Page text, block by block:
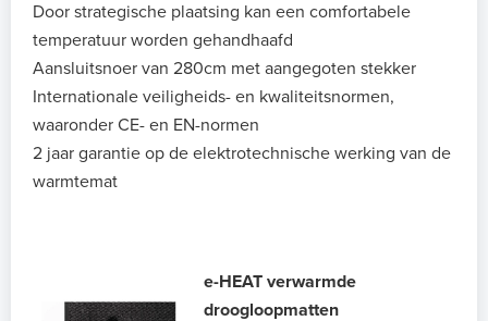
Door strategische plaatsing kan een comfortabele
temperatuur worden gehandhaafd
Aansluitsnoer van 280cm met aangegoten stekker
Internationale veiligheids- en kwaliteitsnormen,
waaronder CE- en EN-normen
2 jaar garantie op de elektrotechnische werking van de
warmtemat
e-HEAT verwarmde
droogloopmatten